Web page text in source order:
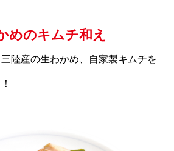
めのキムチ和え
陸産の生わかめ、自家製キムチを